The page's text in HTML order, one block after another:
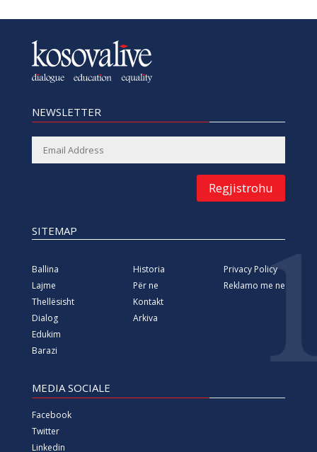
NEWSLETTER
Regjistrohu
SITEMAP
Ballina
Lajme
Thellësisht
Dialog
Edukim
Barazi
Historia
Për ne
Kontakt
Arkiva
Privacy Policy
Reklamo me ne
MEDIA SOCIALE
Facebook
Twitter
Linkedin